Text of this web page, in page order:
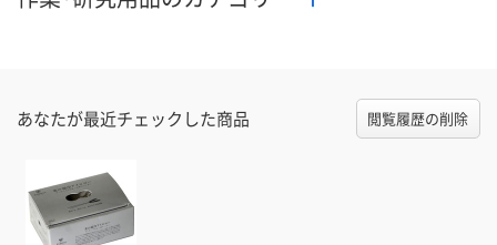
あなたが最近チェックした商品 閲覧履歴の削除